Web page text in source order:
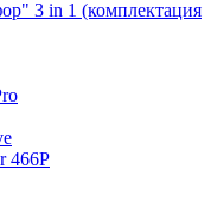
3 in 1 (комплектация
466P